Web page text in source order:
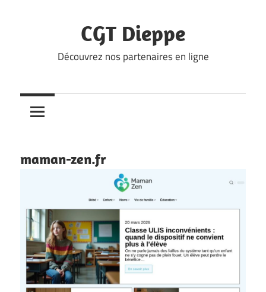
CGT Dieppe
Découvrez nos partenaires en ligne
maman-zen.fr